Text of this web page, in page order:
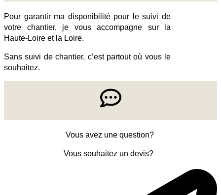
Pour garantir ma disponibilité pour le suivi de
votre chantier, je vous accompagne sur la
Haute-Loire et la Loire.
Sans suivi de chantier, c’est partout où vous le
souhaitez.
Vous avez une question?
Vous souhaitez un devis?